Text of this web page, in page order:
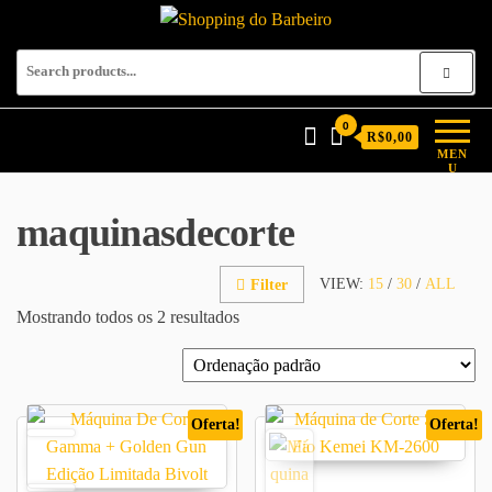
Shopping do Barbeiro
MEN
U
0
R$0,00
maquinasdecorte
VIEW: 15 / 30 / ALL
Filter
Mostrando todos os 2 resultados
Oferta! Oferta!